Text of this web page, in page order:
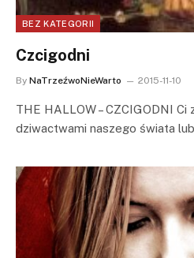
BEZ KATEGORII
Czcigodni
By NaTrzeźwoNieWarto 2015-11-10
THE HALLOW – CZCIGODNI
dziwactwami naszego świata